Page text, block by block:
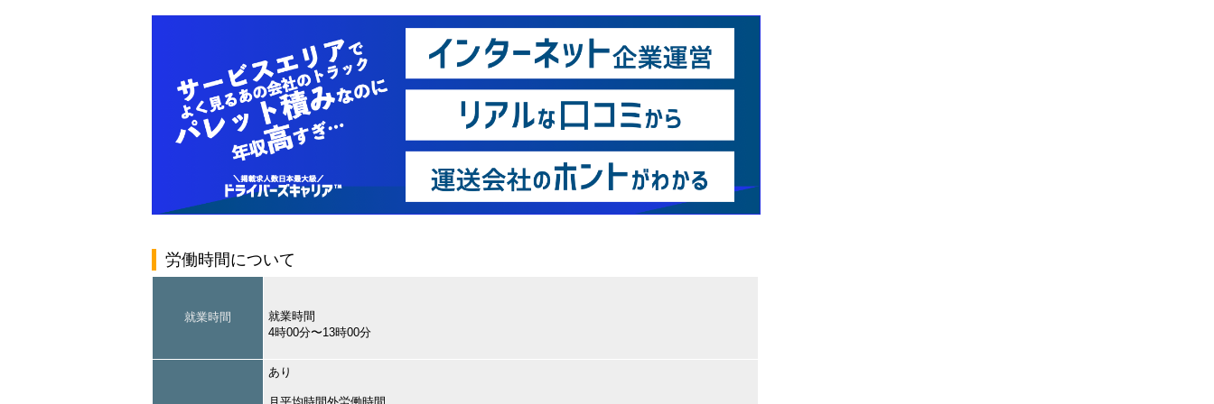
労働時間について
就業時間
就業時間
4時00分〜13時00分
あり